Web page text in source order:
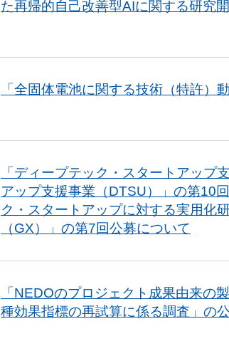
た再帰的自己改善型AIに関する研究
「全固体電池に関する技術（特許）
「ディープテック・スタートアップ
アップ支援事業（DTSU）」の第10
ク・スタートアップに対する実用化
（GX）」の第7回公募について
「NEDOのプロジェクト成果由来の
種効果指標の再試算に係る調査」の